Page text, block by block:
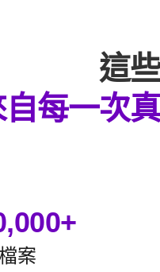
這
自每一次
案